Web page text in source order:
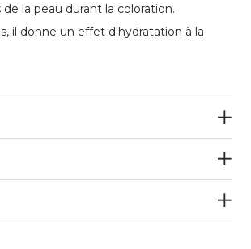
la peau durant la coloration.
il donne un effet d'hydratation à la